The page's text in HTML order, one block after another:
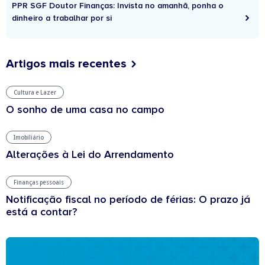
PPR SGF Doutor Finanças: Invista no amanhã, ponha o
dinheiro a trabalhar por si
Artigos mais recentes
Cultura e Lazer
O sonho de uma casa no campo
Imobiliário
Alterações à Lei do Arrendamento
Finanças pessoais
Notificação fiscal no período de férias: O prazo já
está a contar?